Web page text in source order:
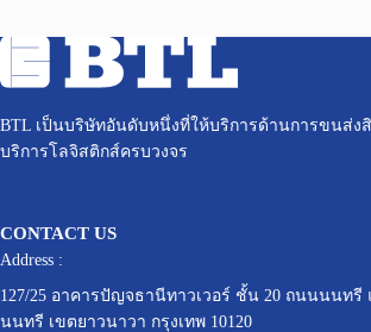
BTL เป็นบริษัทอันดับหนึ่งที่ให้บริการด้านการขนส่ง
บริการโลจิสติกส์ครบวงจร
CONTACT US
Address :
127/25 อาคารปัญจธานีทาวเวอร์ ชั้น 20 ถนนนนทรี
นนทรี เขตยาวนาวา กรุงเทพ 10120